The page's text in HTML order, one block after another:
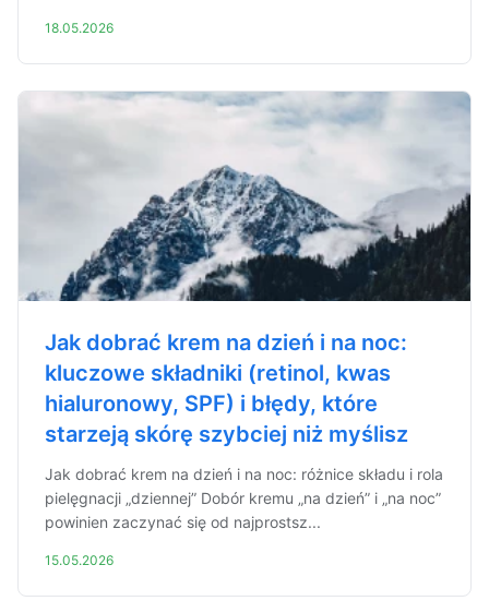
18.05.2026
Jak dobrać krem na dzień i na noc:
kluczowe składniki (retinol, kwas
hialuronowy, SPF) i błędy, które
starzeją skórę szybciej niż myślisz
Jak dobrać krem na dzień i na noc: różnice składu i rola
pielęgnacji „dziennej” Dobór kremu „na dzień” i „na noc”
powinien zaczynać się od najprostsz...
15.05.2026